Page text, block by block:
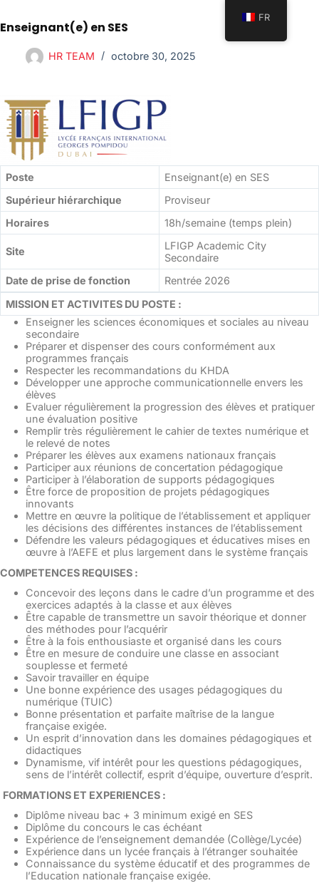
Enseignant(e) en SES
HR TEAM octobre 30, 2025
Poste
Enseignant(e) en SES
Supérieur hiérarchique
Proviseur
Horaires
18h/semaine (temps plein)
Site
LFIGP Academic City
Secondaire
Date de prise de fonction
Rentrée 2026
MISSION ET ACTIVITES DU POSTE :
Enseigner les sciences économiques et sociales au niveau
secondaire
Préparer et dispenser des cours conformément aux
programmes français
Respecter les recommandations du KHDA
Développer une approche communicationnelle envers les
élèves
Evaluer régulièrement la progression des élèves et pratiquer
une évaluation positive
Remplir très régulièrement le cahier de textes numérique et
le relevé de notes
Préparer les élèves aux examens nationaux français
Participer aux réunions de concertation pédagogique
Participer à l’élaboration de supports pédagogiques
Être force de proposition de projets pédagogiques
innovants
Mettre en œuvre la politique de l’établissement et appliquer
les décisions des différentes instances de l’établissement
Défendre les valeurs pédagogiques et éducatives mises en
œuvre à l’AEFE et plus largement dans le système français
COMPETENCES REQUISES :
Concevoir des leçons dans le cadre d’un programme et des
exercices adaptés à la classe et aux élèves
Être capable de transmettre un savoir théorique et donner
des méthodes pour l’acquérir
Être à la fois enthousiaste et organisé dans les cours
Être en mesure de conduire une classe en associant
souplesse et fermeté
Savoir travailler en équipe
Une bonne expérience des usages pédagogiques du
numérique (TUIC)
Bonne présentation et parfaite maîtrise de la langue
française exigée.
Un esprit d’innovation dans les domaines pédagogiques et
didactiques
Dynamisme, vif intérêt pour les questions pédagogiques,
sens de l’intérêt collectif, esprit d’équipe, ouverture d’esprit.
FORMATIONS ET EXPERIENCES :
Diplôme niveau bac + 3 minimum exigé en SES
Diplôme du concours le cas échéant
Expérience de l’enseignement demandée (Collège/Lycée)
Expérience dans un lycée français à l’étranger souhaitée
Connaissance du système éducatif et des programmes de
l’Education nationale française exigée.
FR